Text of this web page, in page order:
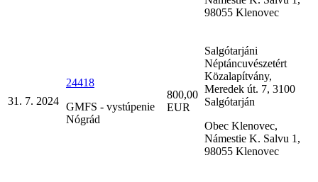
98055 Klenovec
31. 7. 2024
24418
GMFS - vystúpenie
Nógrád
800,00
EUR
Salgótarjáni
Néptáncuvészetért
Közalapítvány,
Meredek út. 7, 3100
Salgótarján
Obec Klenovec,
Námestie K. Salvu 1,
98055 Klenovec